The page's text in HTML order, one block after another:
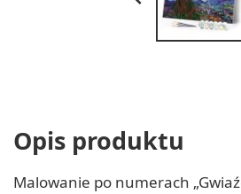
Opis produktu
Malowanie po numerach